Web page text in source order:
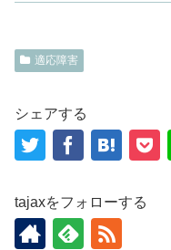
適応障害
シェアする
tajaxをフォローする